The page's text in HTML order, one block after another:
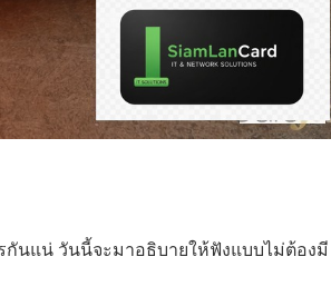
นแน่ วันนี้จะมาอธิบายให้ฟังแบบไม่ต้องมี